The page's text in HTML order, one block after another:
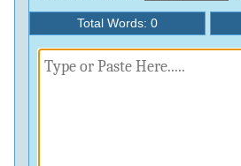
Total Words:0